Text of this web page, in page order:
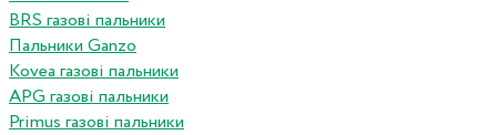
BRS газові пальники
Пальники Ganzo
Kovea газові пальники
APG газові пальники
Primus газові пальники